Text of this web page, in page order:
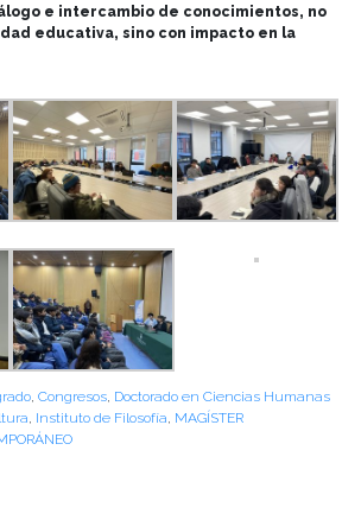
e intercambio de conocimientos, no
educativa, sino con impacto en la
, Congresos, Doctorado en Ciencias Humanas
, Instituto de Filosofía, MAGÍSTER